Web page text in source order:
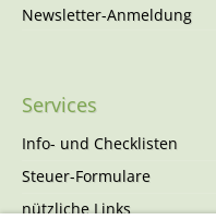
Newsletter-Anmeldung
Services
Info- und Checklisten
Steuer-Formulare
nützliche Links